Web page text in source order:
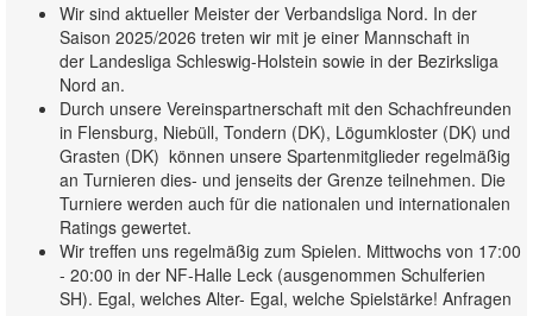
Wir sind aktueller Meister der Verbandsliga Nord. In der
Saison 2025/2026 treten wir mit je einer Mannschaft in
der Landesliga Schleswig-Holstein sowie in der Bezirksliga
Nord an.
Durch unsere Vereinspartnerschaft mit den Schachfreunden
in Flensburg, Niebüll, Tondern (DK), Lögumkloster (DK) und
Grasten (DK) können unsere Spartenmitglieder regelmäßig
an Turnieren dies- und jenseits der Grenze teilnehmen. Die
Turniere werden auch für die nationalen und internationalen
Ratings gewertet.
Wir treffen uns regelmäßig zum Spielen. Mittwochs von 17:00
- 20:00 in der NF-Halle Leck (ausgenommen Schulferien
SH). Egal, welches Alter- Egal, welche Spielstärke! Anfragen